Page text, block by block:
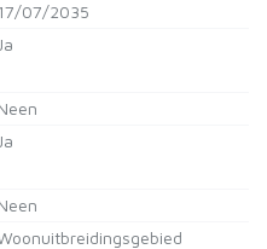
17/07/2035
Ja
Ja